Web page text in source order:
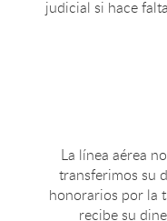
judicial si hace
La línea aérea
transferimos su
honorarios por la
recibe su